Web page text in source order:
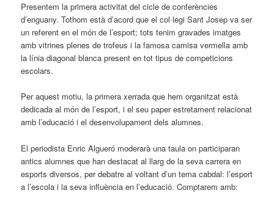
Presentem la primera activitat del cicle de conferències
d’enguany. Tothom està d’acord que el col·legi Sant Josep va ser
un referent en el món de l’esport; tots tenim gravades imatges
amb vitrines plenes de trofeus i la famosa camisa vermella amb
la línia diagonal blanca present en tot tipus de competicions
escolars.
Per aquest motiu, la primera xerrada que hem organitzat està
dedicada al món de l’esport, i el seu paper estretament relacionat
amb l’educació i el desenvolupament dels alumnes.
El periodista Enric Algueró moderarà una taula on participaran
antics alumnes que han destacat al llarg de la seva carrera en
esports diversos, per debatre al voltant d’un tema cabdal: l’esport
a l’escola i la seva influència en l’educació. Comptarem amb: